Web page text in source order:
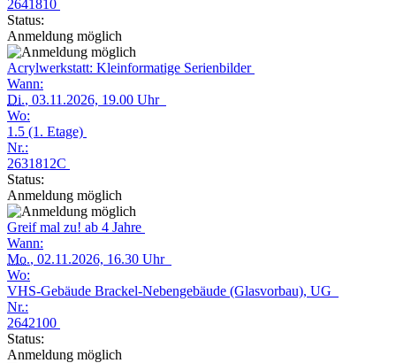
2641810
Status:
Anmeldung möglich
Acrylwerkstatt: Kleinformatige Serienbilder
Wann:
Di., 03.11.2026, 19.00 Uhr
Wo:
1.5 (1. Etage)
Nr.:
2631812C
Status:
Anmeldung möglich
Greif mal zu! ab 4 Jahre
Wann:
Mo., 02.11.2026, 16.30 Uhr
Wo:
VHS-Gebäude Brackel-Nebengebäude (Glasvorbau), UG
Nr.:
2642100
Status:
Anmeldung möglich